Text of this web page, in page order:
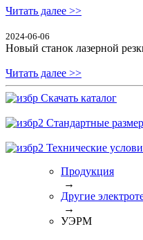
Читать далее >>
2024-06-06
Новый станок лазерной
Читать далее >>
Скачать каталог
Стандартные
Технические
Продукция
→
Другие
→
УЭРМ